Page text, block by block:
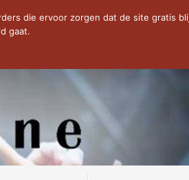
CD VAN DE WEEK: SLEEPING...
die ervoor zorgen dat de site gratis
gaat.